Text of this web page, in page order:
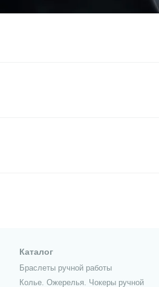
Каталог
Браслеты ручной работы
Колье. Ожерелья. Чокеры ручной